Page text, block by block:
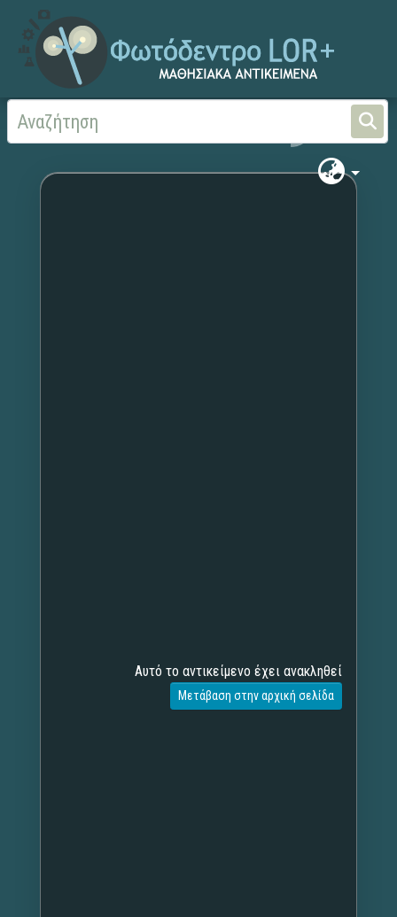
Αρχική Χωρίς τίτλο
Αυτό το αντικείμενο έχει ανακληθεί
Μετάβαση στην αρχική σελίδα